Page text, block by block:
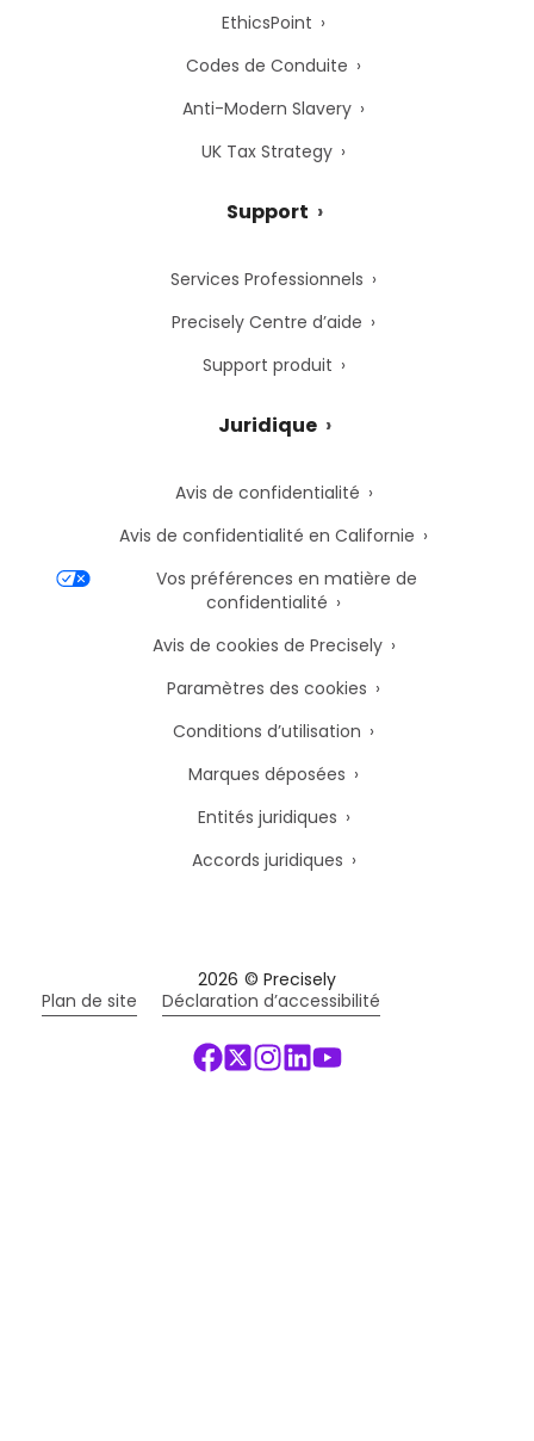
EthicsPoint
Codes de Conduite
Anti-Modern Slavery
UK Tax Strategy
Support
Services Professionnels
Precisely Centre d’aide
Support produit
Juridique
Avis de confidentialité
Avis de confidentialité en Californie
Vos préférences en matière de
confidentialité
Avis de cookies de Precisely
Paramètres des cookies
Conditions d’utilisation
Marques déposées
Entités juridiques
Accords juridiques
2026 © Precisely
Plan de site
Déclaration d’accessibilité